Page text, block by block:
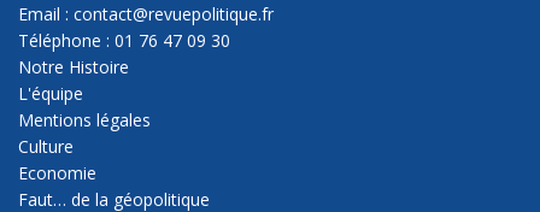
Email : contact@revuepolitique.fr
Téléphone : 01 76 47 09 30
Notre Histoire
L'équipe
Mentions légales
Culture
Economie
Faut… de la géopolitique